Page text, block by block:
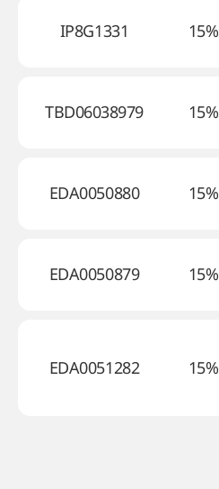
IP8G1331 15%
TBD06038979 15%
EDA0050880 15%
EDA0050879 15%
EDA0051282 15%